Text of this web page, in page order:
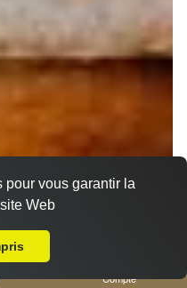
Compte
vous garantir la
Web